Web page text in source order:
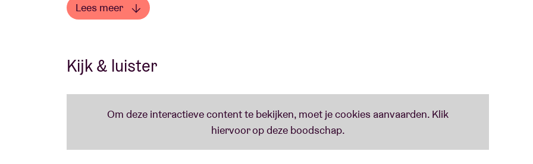
Marka Family Style
in mei 2021 niet doorgaan, maar verhuist dit familiale ‘allstar’ event naar 27 mei 2022. Alle
tickets blijven geldig. En dan kan Marka zijn 60ste verjaardag op zijn 61ste vieren. Met
Francofolies, Solidarités, Visit Brussels en de Nationale Loterij voor de Restos du cœur.
superperplex? De max dus, quoi, copains, copines, vrienden en vriendinnen… Voor de
intimi: Markassou surplus!
Lees meer
Kijk & luister